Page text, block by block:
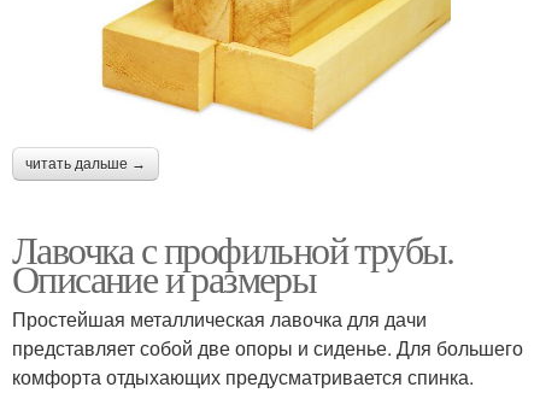
читать дальше →
Лавочка с профильной трубы.
Описание и размеры
Простейшая металлическая лавочка для дачи
представляет собой две опоры и сиденье. Для большего
комфорта отдыхающих предусматривается спинка.